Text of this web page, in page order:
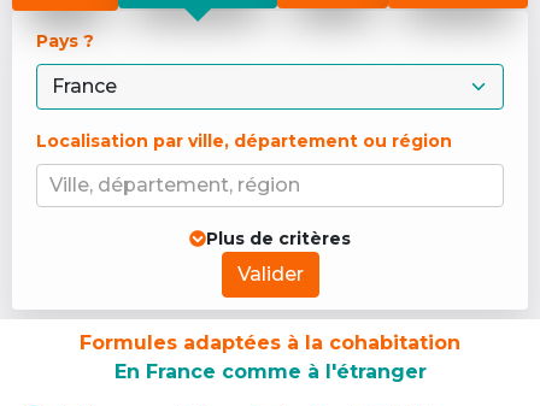
Pays ?
Localisation par ville, département ou région
Ville, département, région
Plus de critères
Valider
Formules adaptées à la cohabitation
En France comme à l'étranger